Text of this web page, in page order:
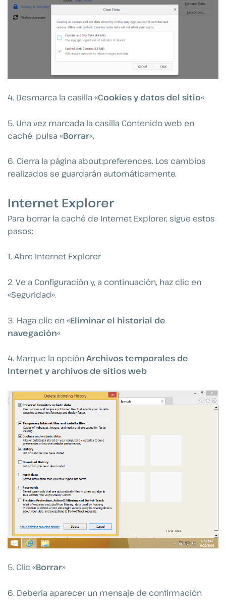
4. Desmarca la casilla «Cookies y datos del sitio«.
5. Una vez marcada la casilla Contenido web en
caché, pulsa «Borrar«.
6. Cierra la página about:preferences. Los cambios
realizados se guardarán automáticamente.
Internet Explorer
Para borrar la caché de Internet Explorer, sigue estos
pasos:
1. Abre Internet Explorer
2. Ve a Configuración y, a continuación, haz clic en
«Seguridad».
3. Haga clic en «Eliminar el historial de
navegación«
4. Marque la opciónArchivos temporales de
Internet y archivos de sitios web
5. Clic «Borrar»
6. Debería aparecer un mensaje de confirmación